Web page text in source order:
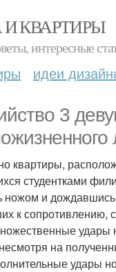
И КВАРТИРЫ
интересные
идеи
3
квартиры,
студентками
и
к
на
удары